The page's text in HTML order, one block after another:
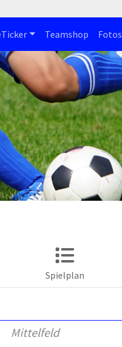
Teamshop Fotos
Spielplan
Mittelfeld